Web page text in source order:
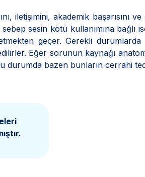
iletişimini, akademik başarısını ve
sesin kötü kullanımına bağlı
geçer. Gerekli
Eğer sorunun kaynağı
bazen bunların cerrahi